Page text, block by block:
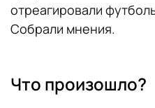
отреагировали
Собрали мнения.
Что произошло?